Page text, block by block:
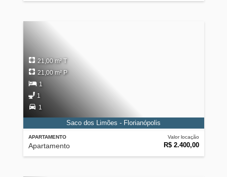
APARTAMENTO
Apartamento
Valor locação
R$ 2.400,00
21,00 m² T
21,00 m² P
1
1
1
Saco dos Limões - Florianópolis